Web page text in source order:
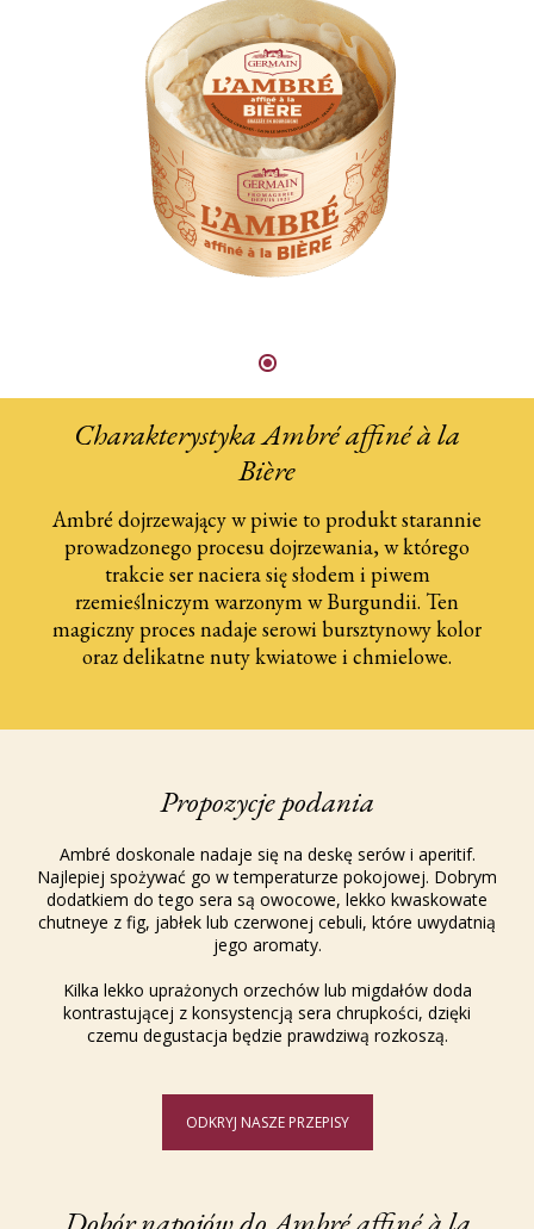
Charakterystyka Ambré affiné à la
Bière
Ambré dojrzewający w piwie to produkt starannie
prowadzonego procesu dojrzewania, w którego
trakcie ser naciera się słodem i piwem
rzemieślniczym warzonym w Burgundii. Ten
magiczny proces nadaje serowi bursztynowy kolor
oraz delikatne nuty kwiatowe i chmielowe.
Propozycje podania
Ambré doskonale nadaje się na deskę serów i aperitif.
Najlepiej spożywać go w temperaturze pokojowej. Dobrym
dodatkiem do tego sera są owocowe, lekko kwaskowate
chutneye z fig, jabłek lub czerwonej cebuli, które uwydatnią
jego aromaty.
Kilka lekko uprażonych orzechów lub migdałów doda
kontrastującej z konsystencją sera chrupkości, dzięki
czemu degustacja będzie prawdziwą rozkoszą.
ODKRYJ NASZE PRZEPISY